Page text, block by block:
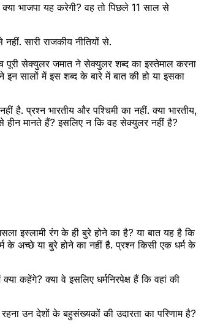
भाजपा यह करेगी? वह तो पिछले 11 साल से
सारी राजकीय नीतियों से.
पूरी सेक्युलर जमात ने सेक्युलर शब्द का इस्तेमाल करना
इन सालों में इस शब्द के बारे में बात की हो या इसका
है. प्रश्न भारतीय और पश्चिमी का नहीं. क्या भारतीय,
से हीन मानते हैं? इसलिए न कि वह सेक्युलर नहीं है?
इस्लामी रंग के ही बुरे होने का है? या बात यह है कि
के अच्छे या बुरे होने का नहीं है. प्रश्न किसी एक धर्म के
कहेंगे? क्या वे इसलिए धर्मनिरपेक्ष हैं कि वहां की
उन देशों के बहुसंख्यकों की उदारता का परिणाम है?